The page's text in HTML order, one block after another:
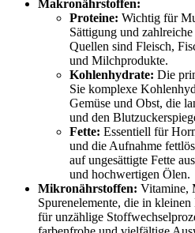
Makronährstoffen:
Proteine: Wichtig für
Sättigung und
Quellen sind Fleisch,
und Milchprodukte.
Kohlenhydrate: Die
Sie komplexe
Gemüse und Obst, die
und den
Fette: Essentiell für
und die Aufnahme
auf ungesättigte Fette
und hochwertigen Ölen.
Mikronährstoffen: Vitamine,
Spurenelemente, die in
für unzählige